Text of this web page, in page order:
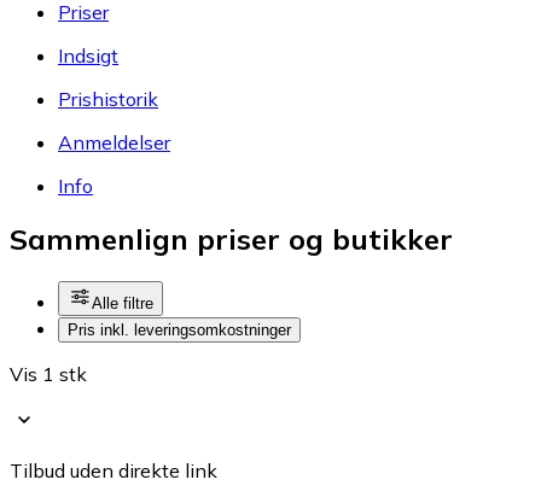
Priser
Indsigt
Prishistorik
Anmeldelser
Info
Sammenlign priser og butikker
Alle filtre
Pris inkl. leveringsomkostninger
Vis 1 stk
Tilbud uden direkte link